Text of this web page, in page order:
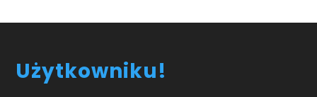
Użytkowniku!